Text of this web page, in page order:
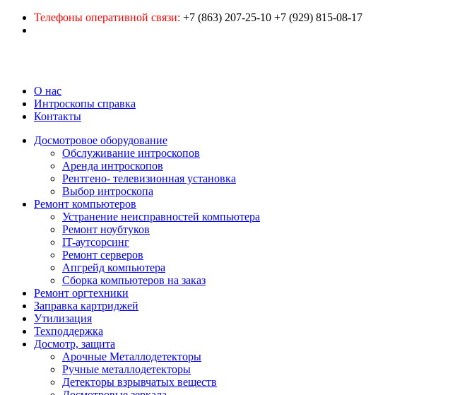
Телефоны оперативной связи: +7 (863) 207-25-10 +7 (929) 815-08-17
О нас
Интроскопы справка
Контакты
Досмотровое оборудование
Обслуживание интроскопов
Аренда интроскопов
Рентгено- телевизионная установка
Выбор интроскопа
Ремонт компьютеров
Устранение неисправностей компьютера
Ремонт ноубтуков
IT-аутсорсинг
Ремонт серверов
Апгрейд компьютера
Сборка компьютеров на заказ
Ремонт оргтехники
Заправка картриджей
Утилизация
Техподдержка
Досмотр, защита
Арочные Металлодетекторы
Ручные металлодетекторы
Детекторы взрывчатых веществ